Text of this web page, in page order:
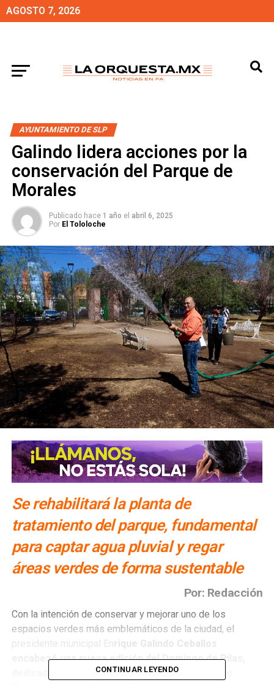
AGOSTO 7, 2026
AYUNTAMIENTO DE SLP
Galindo lidera acciones por la
conservación del Parque de
Morales
Publicado hace 1 año el abril 6, 2025
Por El Tololoche
Se rehabilitará la planta de
tratamiento del parque, fundamental
para captar agua pluvial y regar
áreas verdes de forma sustentable
Por: Redacción
Con la intención de conservar y mejorar uno de los
espacios verdes más emblemáticos de la ciudad, el
presidente municipal Enrique Galindo Ceballos
encabezó una nueva edición del Domingo de Pilas,
dedicado al Parque Juan H. Sánchez (Parque de
CONTINUAR LEYENDO